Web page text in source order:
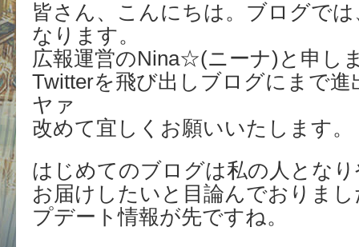
皆さん、こんにちは。ブログで
なります。
広報運営のNina☆(ニーナ)と申し
Twitterを飛び出しブログにまで
ヤァ
改めて宜しくお願いいたします。
はじめてのブログは私の人とな
お届けしたいと目論んでおりま
プデート情報が先ですね。